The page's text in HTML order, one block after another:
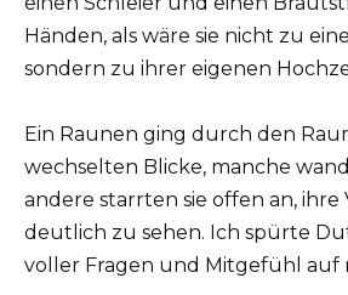
Händen, als wäre sie nicht zu
sondern zu ihrer eigenen
Ein Raunen ging durch den
wechselten Blicke, manche
andere starrten sie offen an,
deutlich zu sehen. Ich spürte
voller Fragen und Mitgefühl auf